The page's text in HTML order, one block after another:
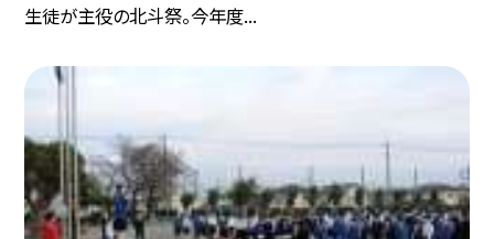
生徒が主役の北斗祭。今年度...